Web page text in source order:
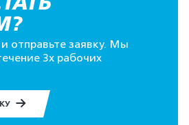
отправьте заявку. Мы
3х рабочих